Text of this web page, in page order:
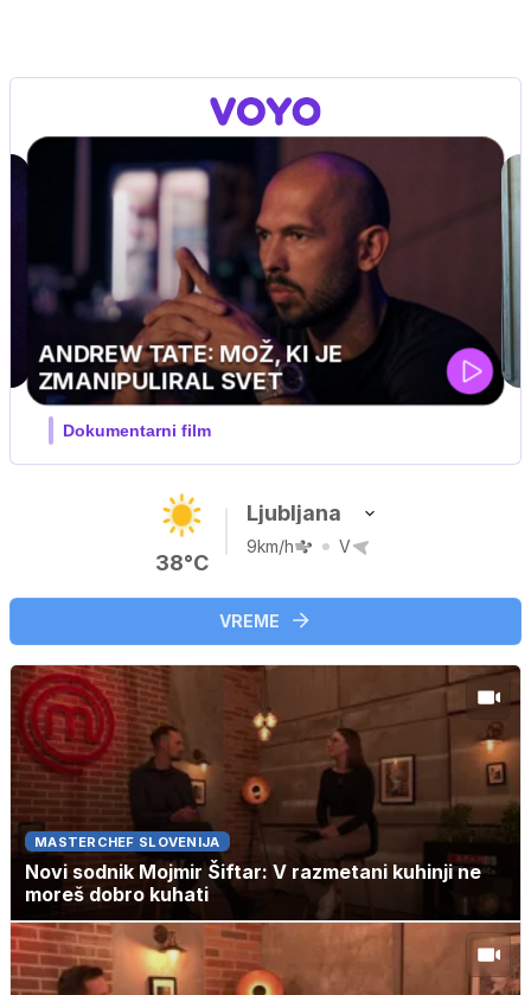
38°C
Ljubljana
9km/h V
VREME
MASTERCHEF SLOVENIJA
Novi sodnik Mojmir Šiftar: V razmetani kuhinji ne
moreš dobro kuhati